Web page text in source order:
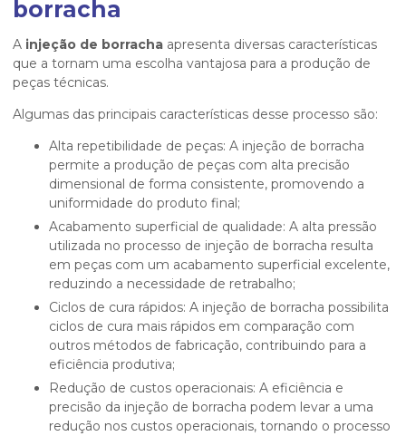
borracha
A injeção de borracha apresenta diversas características
que a tornam uma escolha vantajosa para a produção de
peças técnicas.
Algumas das principais características desse processo são:
Alta repetibilidade de peças: A injeção de borracha
permite a produção de peças com alta precisão
dimensional de forma consistente, promovendo a
uniformidade do produto final;
Acabamento superficial de qualidade: A alta pressão
utilizada no processo de injeção de borracha resulta
em peças com um acabamento superficial excelente,
reduzindo a necessidade de retrabalho;
Ciclos de cura rápidos: A injeção de borracha possibilita
ciclos de cura mais rápidos em comparação com
outros métodos de fabricação, contribuindo para a
eficiência produtiva;
Redução de custos operacionais: A eficiência e
precisão da injeção de borracha podem levar a uma
redução nos custos operacionais, tornando o processo